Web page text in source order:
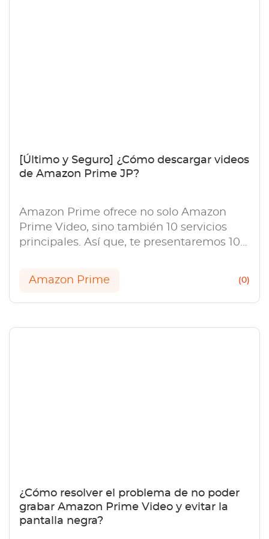
[Último y Seguro] ¿Cómo descargar videos
de Amazon Prime JP?
Amazon Prime ofrece no solo Amazon
Prime Video, sino también 10 servicios
principales. Así que, te presentaremos 10
Amazon Prime (0)
¿Cómo resolver el problema de no poder
grabar Amazon Prime Video y evitar la
pantalla negra?